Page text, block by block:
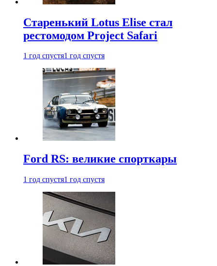
Старенький Lotus Elise стал
рестомодом Project Safari
1 год спустя1 год спустя
Ford RS: великие спорткары
1 год спустя1 год спустя